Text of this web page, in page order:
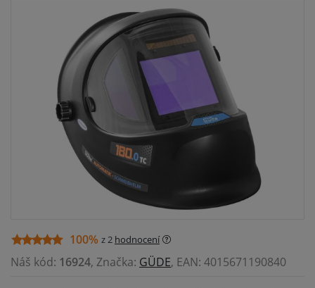
100% z 2 hodnocení
Náš kód: 16924, Značka: GÜDE, EAN: 4015671190840